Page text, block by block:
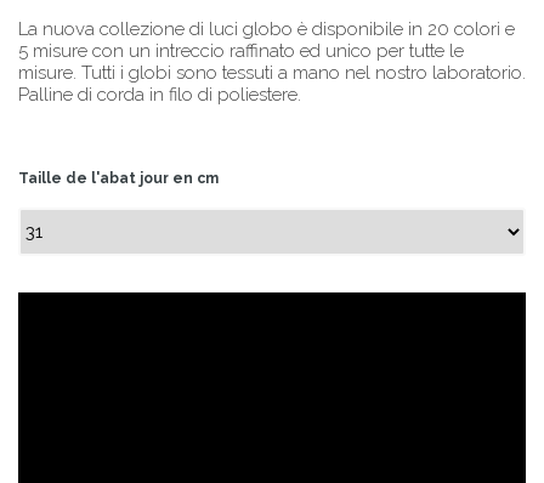
La nuova collezione di luci globo è disponibile in 20 colori e
5 misure con un intreccio raffinato ed unico per tutte le
misure. Tutti i globi sono tessuti a mano nel nostro laboratorio.
Palline di corda in filo di poliestere.
Taille de l'abat jour en cm